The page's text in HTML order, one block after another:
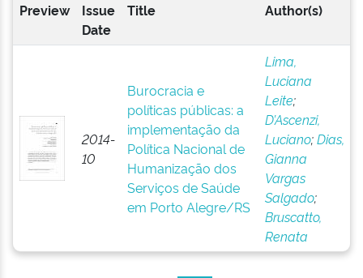
Preview
Issue
Date
Title Author(s)
2014-
10
Burocracia e
políticas públicas: a
implementação da
Política Nacional de
Humanização dos
Serviços de Saúde
em Porto Alegre/RS
Lima,
Luciana
Leite;
D’Ascenzi,
Luciano;Dias,
Gianna
Vargas
Salgado;
Bruscatto,
Renata